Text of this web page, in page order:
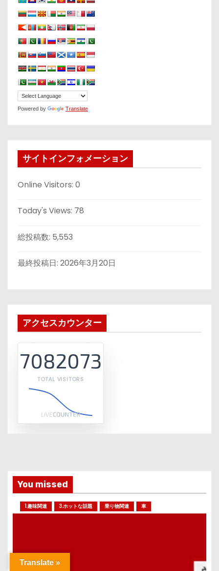
Powered by Translate
サイトインフォメーション
Online Visitors: 0
Today's Views: 78
総投稿数: 5,553
最終投稿日: 2026年3月20日
アクセスカウンター
7082073
TOTAL VISITORS
You missed
1.趣味関連 3.ホットな話題 乗り物関連 車
Translate »